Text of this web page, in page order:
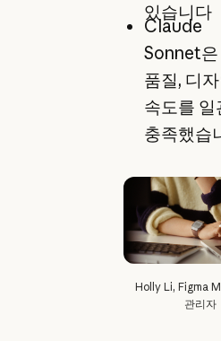
있습니다
Claude
Sonnet은
품질, 디
속도를 일
충족했습
Holly Li, Figma
관리자